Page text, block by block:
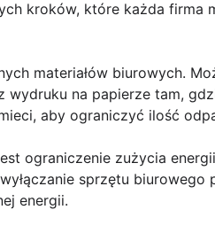
kroków, które każda firma
materiałów biurowych.
wydruku na papierze tam,
aby ograniczyć ilość
ograniczenie zużycia
sprzętu
energii.